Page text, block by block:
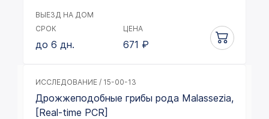
ВЫЕЗД НА ДОМ
СРОК
до 6 дн.
ЦЕНА
671 ₽
ИССЛЕДОВАНИЕ / 15-00-13
Дрожжеподобные грибы рода Malassezia,
[Real-time PCR]